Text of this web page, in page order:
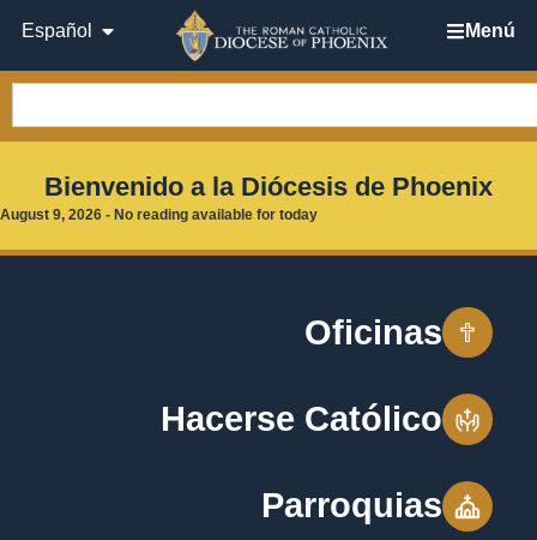
Español Menú
Bienvenido a la Diócesis de Phoenix
August 9, 2026 - No reading available for today
Oficinas
Hacerse Católico
Parroquias